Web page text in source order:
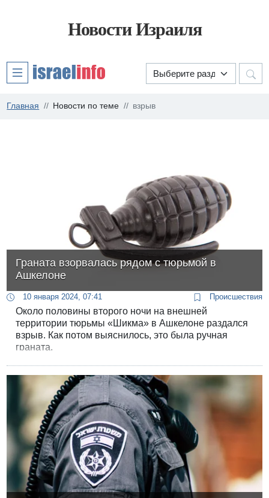
Новости Израиля
Главная Новости по теме взрыв
Граната взорвалась рядом с тюрьмой в
Ашкелоне
10 января 2024, 07:41 Происшествия
Около половины второго ночи на внешней
территории тюрьмы «Шикма» в Ашкелоне раздался
взрыв. Как потом выяснилось, это была ручная
граната.